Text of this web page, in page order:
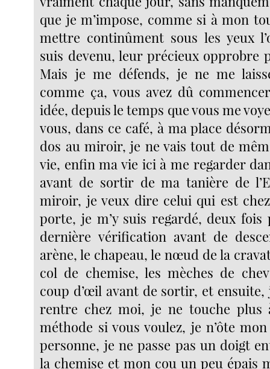
que je m’impose, comme si à mon
mettre continûment sous les yeux
suis devenu, leur précieux opprobre
Mais je me défends, je ne me
comme ça, vous avez dû
idée, depuis le temps que vous me
vous, dans ce café, à ma place
dos au miroir, je ne vais tout de
vie, enfin ma vie ici à me regarder
avant de sortir de ma tanière de
miroir, je veux dire celui qui est
porte, je m’y suis regardé, deux fois
dernière vérification avant de
arène, le chapeau, le nœud de la
col de chemise, les mèches de
coup d’œil avant de sortir, et ensuite,
rentre chez moi, je ne touche plus
méthode si vous voulez, je n’ôte
personne, je ne passe pas un doigt
la chemise et mon cou un peu épais